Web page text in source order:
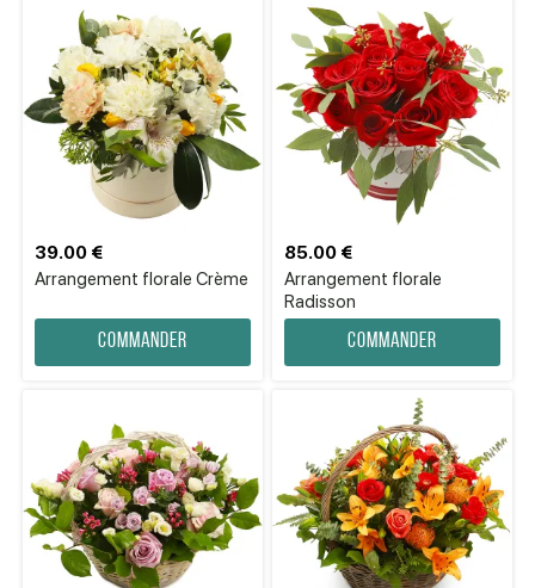
Arrangement florale Crème
39.00 €
Commander
Arrangement florale
Radisson
85.00 €
Commander